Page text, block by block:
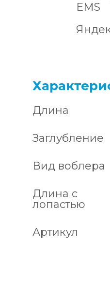
EMS
Длина
Заглубление
Вид воблера
Длина с
лопастью
Артикул